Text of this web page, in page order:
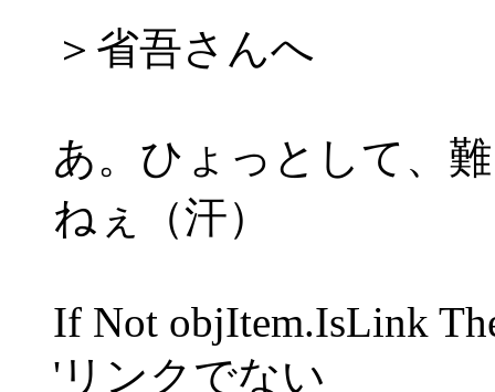
＞省吾さんへ
あ。ひょっとして、
ねぇ（汗）
If Not objItem.IsLink
'リンクでない